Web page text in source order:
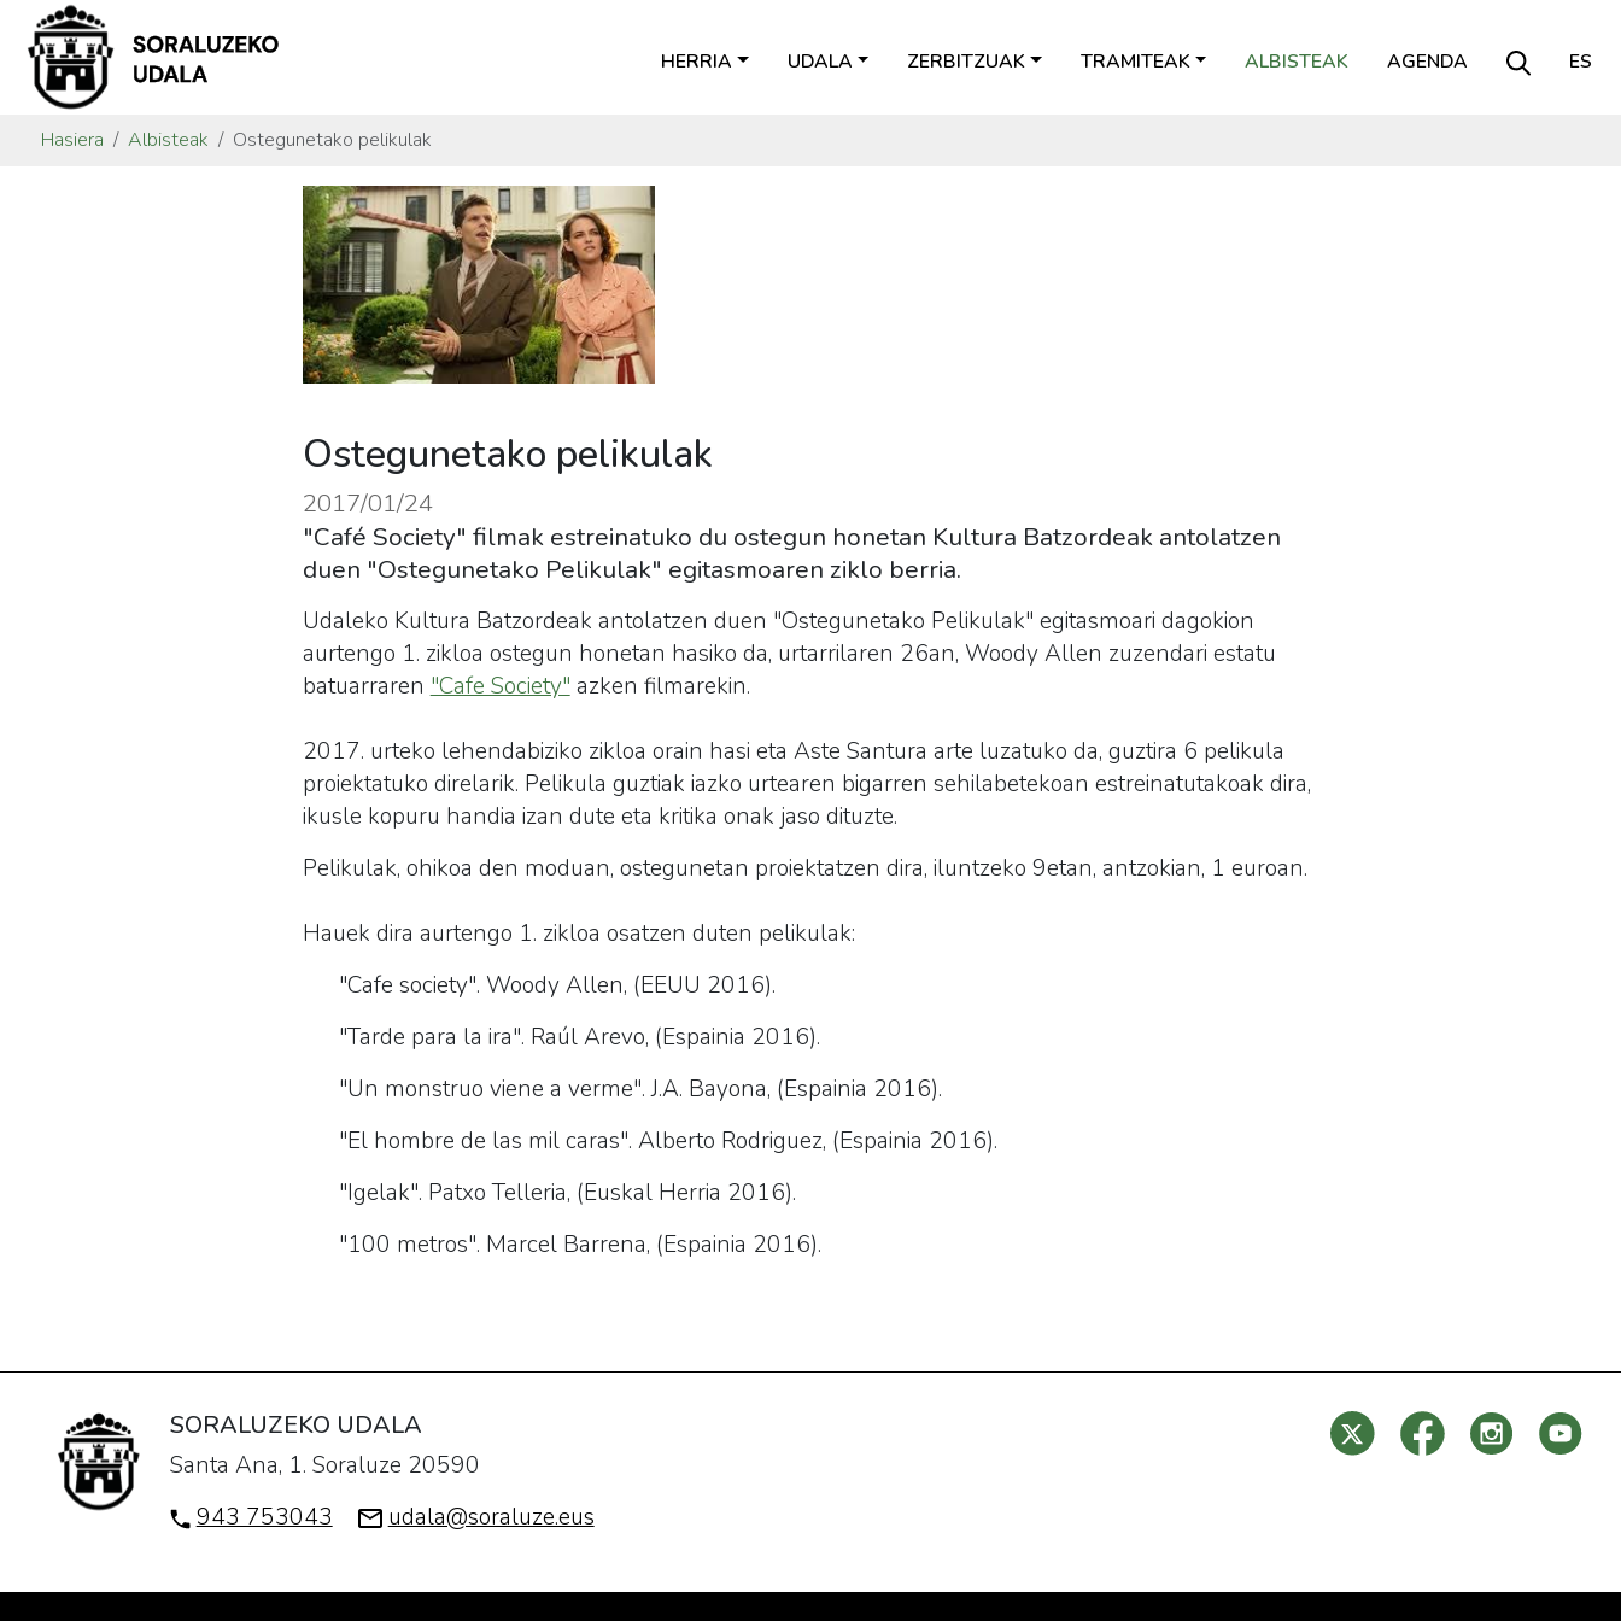
HERRIA UDALA ZERBITZUAK TRAMITEAK ALBISTEAK AGENDA ES
Hasiera Albisteak Ostegunetako pelikulak
Ostegunetako pelikulak
2017/01/24
"Café Society" filmak estreinatuko du ostegun honetan Kultura Batzordeak antolatzen
duen "Ostegunetako Pelikulak" egitasmoaren ziklo berria.
Udaleko Kultura Batzordeak antolatzen duen "Ostegunetako Pelikulak" egitasmoari dagokion
aurtengo 1. zikloa ostegun honetan hasiko da, urtarrilaren 26an, Woody Allen zuzendari estatu
batuarraren "Cafe Society" azken filmarekin.
2017. urteko lehendabiziko zikloa orain hasi eta Aste Santura arte luzatuko da, guztira 6 pelikula
proiektatuko direlarik. Pelikula guztiak iazko urtearen bigarren sehilabetekoan estreinatutakoak dira,
ikusle kopuru handia izan dute eta kritika onak jaso dituzte.
Pelikulak, ohikoa den moduan, ostegunetan proiektatzen dira, iluntzeko 9etan, antzokian, 1 euroan.
Hauek dira aurtengo 1. zikloa osatzen duten pelikulak:
"Cafe society". Woody Allen, (EEUU 2016).
"Tarde para la ira". Raúl Arevo, (Espainia 2016).
"Un monstruo viene a verme". J.A. Bayona, (Espainia 2016).
"El hombre de las mil caras". Alberto Rodriguez, (Espainia 2016).
"Igelak". Patxo Telleria, (Euskal Herria 2016).
"100 metros". Marcel Barrena, (Espainia 2016).
SORALUZEKO UDALA
Santa Ana, 1. Soraluze 20590
943 753043
udala@soraluze.eus